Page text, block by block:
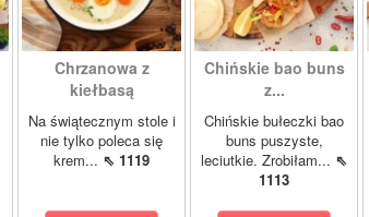
Chrzanowa z
kiełbasą
Na świątecznym stole i
nie tylko poleca się
krem... ⇖ 1119
Chińskie bao buns
z...
Chińskie bułeczki bao
buns puszyste,
leciutkie. Zrobiłam... ⇖
1113